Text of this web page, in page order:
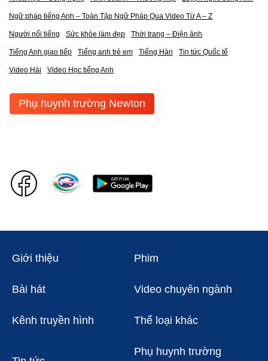
Ngữ pháp tiếng Anh – Toàn Tập Ngữ Pháp Qua Video Từ A – Z
Người nổi tiếng Sức khỏe làm đẹp Thời trang – Điện ảnh
Tiếng Anh giao tiếp Tiếng anh trẻ em Tiếng Hàn Tin tức Quốc tế
Video Hài Video Học tiếng Anh
Phụ huynh trường Newton
Giới thiệu Phim
Bài hát Video chuyên ngành
Kênh truyền hình Thể loại khác
Phụ huynh trường